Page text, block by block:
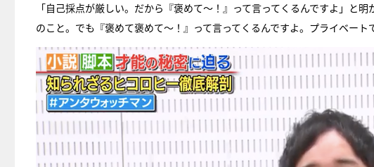
「自己採点が厳しい。だから『褒めて〜！』って言ってくるんですよ」と
のこと。でも『褒めて褒めて〜！』って言ってくるんですよ。プライベート